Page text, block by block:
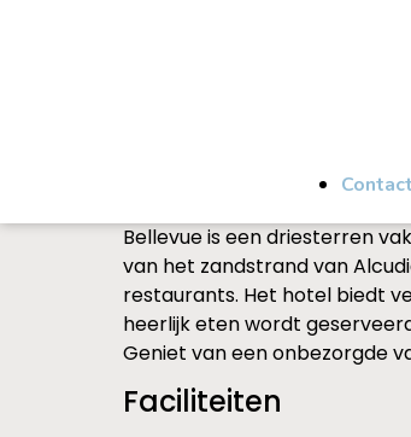
Contact
Bellevue is een driesterren
van het zandstrand van
restaurants. Het hotel biedt
heerlijk eten wordt
Geniet van een onbezorgde
Faciliteiten